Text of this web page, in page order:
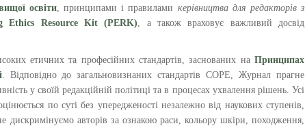
освіти, принципами і правилами керівництва для редакторів з
Ethics Resource Kit (PERK), а також враховує важливий досвід
етичних та професійних стандартів, заснованих на Принципах
. Відповідно до загальновизнаних стандартів COPE, Журнал прагне
у своїй редакційній політиці та в процесах ухвалення рішень. Усі
по суті без упередженості незалежно від наукових ступенів,
дискримінуємо авторів за ознакою раси, кольору шкіри, походження,